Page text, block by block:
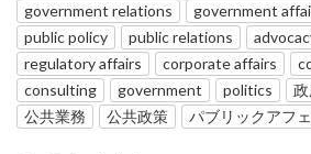
government relations government
public policy
public relations
regulatory affairs
corporate affairs
consulting
government politics
公共業務
公共政策 パブリックアフ